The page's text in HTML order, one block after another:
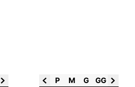
G1 P M G GG G1